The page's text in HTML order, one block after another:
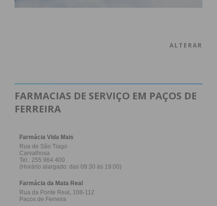
atualizada.
Eu li e concordo com os
ALTERAR
FARMACIAS DE SERVIÇO EM PAÇOS DE
FERREIRA